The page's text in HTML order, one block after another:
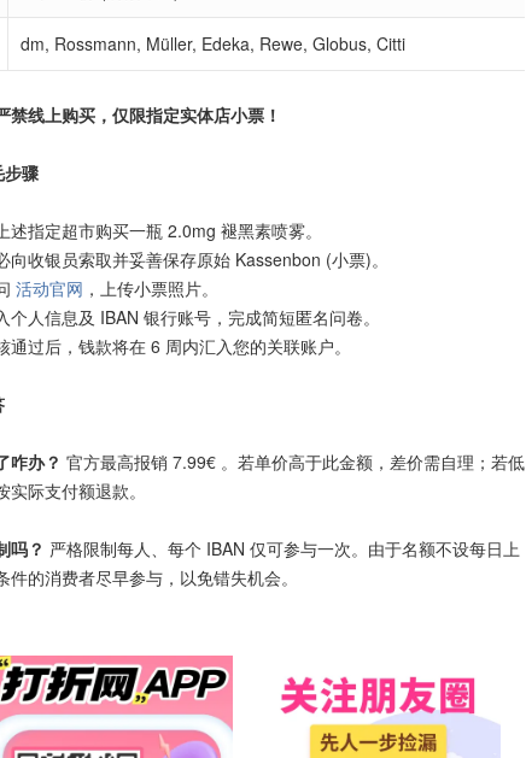
dm, Rossmann, Müller, Edeka, Rewe, Globus, Citti
禁线上购买，仅限指定实体店小票！
步骤
述指定超市购买一瓶 2.0mg 褪黑素喷雾。
向收银员索取并妥善保存原始 Kassenbon (小票)。
活动官网 ，上传小票照片。
个人信息及 IBAN 银行账号，完成简短匿名问卷。
通过后，钱款将在 6 周内汇入您的关联账户。
咋办？ 官方最高报销 7.99€ 。若单价高于此金额，差价需自理；若低
际支付额退款。
吗？ 严格限制每人、每个 IBAN 仅可参与一次。由于名额不设每日上
件的消费者尽早参与，以免错失机会。